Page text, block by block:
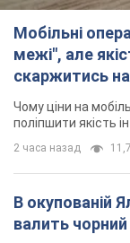
Мобільні
межі", але
скаржитись на
Чому ціни на
поліпшити якість
2 часа назад
В окупованій
валить